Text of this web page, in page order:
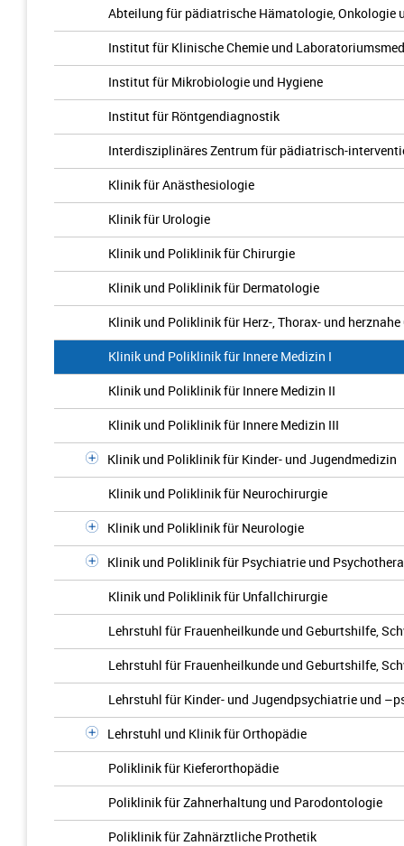
Abteilung für pädiatrische Hämatologie,
Institut für Klinische Chemie und
Institut für Mikrobiologie und Hygiene
Institut für Röntgendiagnostik
Interdisziplinäres Zentrum für pädiatrisch-
Klinik für Anästhesiologie
Klinik für Urologie
Klinik und Poliklinik für Chirurgie
Klinik und Poliklinik für Dermatologie
Klinik und Poliklinik für Herz-, Thorax- und
Klinik und Poliklinik für Innere Medizin I
Klinik und Poliklinik für Innere Medizin II
Klinik und Poliklinik für Innere Medizin III
Klinik und Poliklinik für Kinder- und Jugendmedizin
Klinik und Poliklinik für Neurochirurgie
Klinik und Poliklinik für Neurologie
Klinik und Poliklinik für Psychiatrie und
Klinik und Poliklinik für Unfallchirurgie
Lehrstuhl für Frauenheilkunde und Geburtshilfe,
Lehrstuhl für Frauenheilkunde und Geburtshilfe,
Lehrstuhl für Kinder- und Jugendpsychiatrie und
Lehrstuhl und Klinik für Orthopädie
Poliklinik für Kieferorthopädie
Poliklinik für Zahnerhaltung und Parodontologie
Poliklinik für Zahnärztliche Prothetik